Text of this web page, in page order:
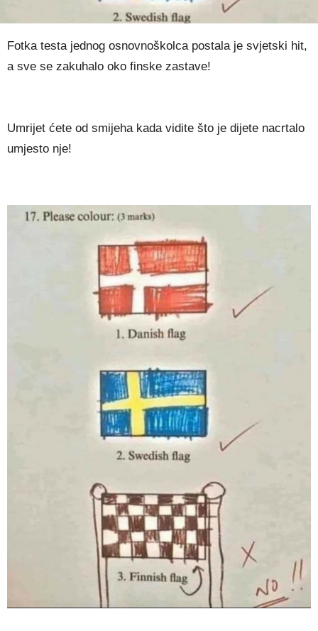
Fotka testa jednog osnovnoškolca postala je svjetski hit,
a sve se zakuhalo oko finske zastave!
Umrijet ćete od smijeha kada vidite što je dijete nacrtalo
umjesto nje!